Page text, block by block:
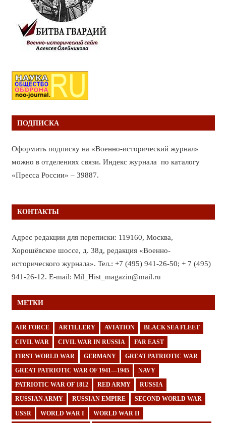
ПОДПИСКА
Оформить подписку на «Военно-исторический журнал»
можно в отделениях связи. Индекс журнала по каталогу
«Пресса России» – 39887.
КОНТАКТЫ
Адрес редакции для переписки: 119160, Москва,
Хорошёвское шоссе, д. 38д, редакция «Военно-
исторического журнала». Тел.: +7 (495) 941-26-50; + 7 (495)
941-26-12. E-mail: Mil_Hist_magazin@mail.ru
МЕТКИ
AIR FORCE ARTILLERY AVIATION BLACK SEA FLEET
CIVIL WAR CIVIL WAR IN RUSSIA FAR EAST
FIRST WORLD WAR GERMANY GREAT PATRIOTIC WAR
GREAT PATRIOTIC WAR OF 1941—1945 NAVY
PATRIOTIC WAR OF 1812 RED ARMY RUSSIA
RUSSIAN ARMY RUSSIAN EMPIRE SECOND WORLD WAR
USSR WORLD WAR I WORLD WAR II